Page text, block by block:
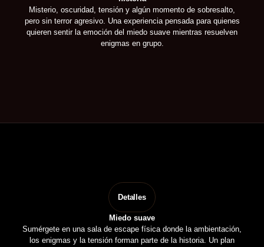
Misterio, oscuridad, tensión y algún momento de sobresalto,
pero sin terror agresivo. Una experiencia pensada para quienes
quieren sentir la emoción del miedo suave mientras resuelven
enigmas en grupo.
Detalles
Miedo suave
Sumérgete en una sala de escape física donde la ambientación,
los enigmas y la tensión forman parte de la historia. Un plan